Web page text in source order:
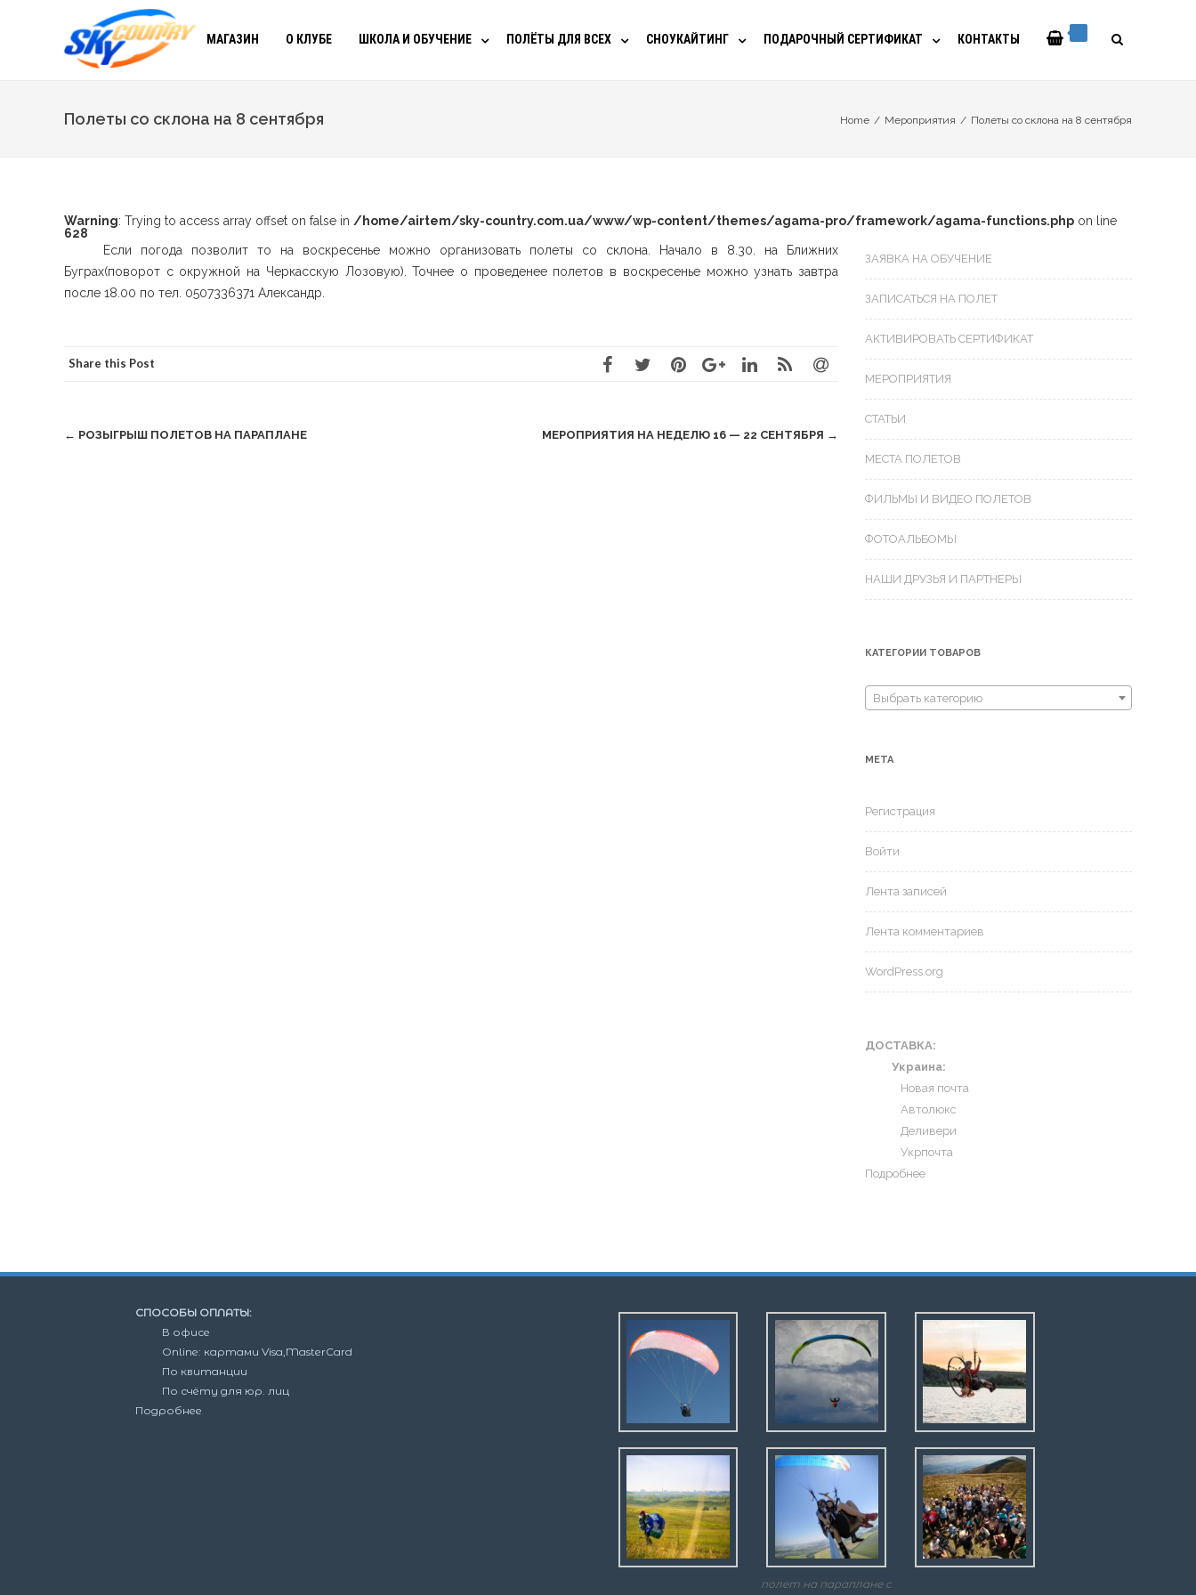
МАГАЗИН О КЛУБЕ ШКОЛА И ОБУЧЕНИЕ ПОЛЁТЫ ДЛЯ ВСЕХ СНОУКАЙТИНГ ПОДАРОЧНЫЙ СЕРТИФИКАТ КОНТАКТЫ
Полеты со склона на 8 сентября Home / Мероприятия / Полеты со склона на 8 сентября
Warning: Trying to access array offset on false in /home/airtem/sky-country.com.ua/www/wp-content/themes/agama-pro/framework/agama-functions.php on line
628
Если погода позволит то на воскресенье можно организовать полеты со склона. Начало в 8.30. на Ближних
Буграх(поворот с окружной на Черкасскую Лозовую). Точнее о проведенее полетов в воскресенье можно узнать завтра
после 18.00 по тел. 0507336371 Александр.
Share this Post
Post
← РОЗЫГРЫШ ПОЛЕТОВ НА ПАРАПЛАНЕ МЕРОПРИЯТИЯ НА НЕДЕЛЮ 16 — 22 СЕНТЯБРЯ →
ЗАЯВКА НА ОБУЧЕНИЕ
ЗАПИСАТЬСЯ НА ПОЛЕТ
АКТИВИРОВАТЬ СЕРТИФИКАТ
МЕРОПРИЯТИЯ
СТАТЬИ
МЕСТА ПОЛЕТОВ
ФИЛЬМЫ И ВИДЕО ПОЛЕТОВ
ФОТОАЛЬБОМЫ
НАШИ ДРУЗЬЯ И ПАРТНЕРЫ
КАТЕГОРИИ ТОВАРОВ
Выбрать категорию
МЕТА
Регистрация
Войти
Лента записей
Лента комментариев
WordPress.org
ДОСТАВКА:
Украина:
Новая почта
Автолюкс
Деливери
Укрпочта
Подробнее
СПОСОБЫ ОПЛАТЫ:
В офисе
Online: картами Visa,MasterCard
По квитанции
По счёту для юр. лиц
Подробнее
полет на параплане с